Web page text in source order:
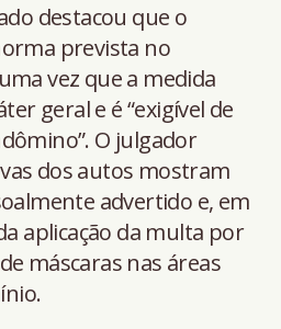
destacou que o
prevista no
vez que a medida
geral e é “exigível de
O julgador
dos autos mostram
advertido e, em
aplicação da multa por
máscaras nas áreas